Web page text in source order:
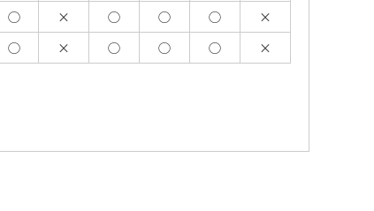
◯ × ◯ ◯ ◯
×
◯ × ◯ ◯ ◯
×